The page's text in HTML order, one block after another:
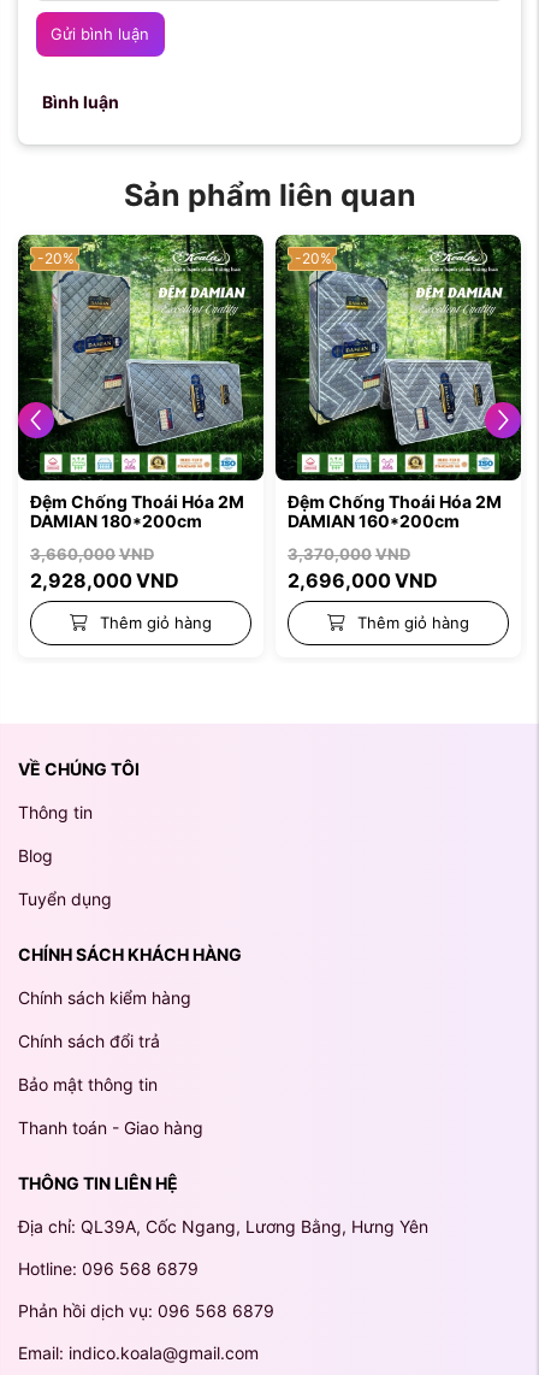
Gửi bình luận
Bình luận
Sản phẩm liên quan
-20%
Đệm Chống Thoái Hóa 2M
DAMIAN 160*200cm
3,370,000VND
2,696,000VND
Thêm giỏ hàng
-20%
Đệm Chống Thoái Hóa 2M
DAMIAN 150*190cm
3,150,000VND
2,520,000 VND
Thêm giỏ hàng
VỀ CHÚNG TÔI
Thông tin
Blog
Tuyển dụng
CHÍNH SÁCH KHÁCH HÀNG
Chính sách kiểm hàng
Chính sách đổi trả
Bảo mật thông tin
Thanh toán - Giao hàng
THÔNG TIN LIÊN HỆ
Địa chỉ: QL39A, Cốc Ngang, Lương Bằng, Hưng Yên
Hotline: 096 568 6879
Phản hồi dịch vụ: 096 568 6879
Email: indico.koala@gmail.com